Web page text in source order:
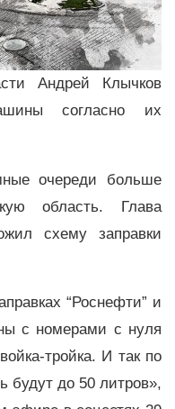
Андрей Клычков
согласно их
очереди больше
область. Глава
схему заправки
“Роснефти” и
с номерами с нуля
тройка. И так по
будут до 50 литров»,